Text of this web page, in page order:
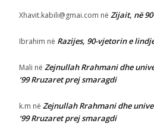
Xhavit.kabili@gmai.com në Zijait, në
Ibrahim në Razijes, 90-vjetorin e
Mali në Zejnullah Rrahmani dhe
‘99 Rruzaret prej smaragdi
k.m në Zejnullah Rrahmani dhe
‘99 Rruzaret prej smaragdi